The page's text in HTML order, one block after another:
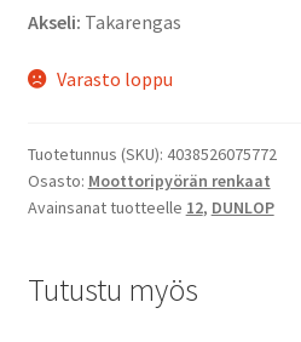
Akseli: Takarengas
Varasto loppu
Tuotetunnus (SKU): 4038526075772
Osasto: Moottoripyörän renkaat
Avainsanat tuotteelle 12, DUNLOP
Tutustu myös